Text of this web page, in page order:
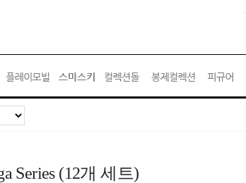
Series (12개 세트)